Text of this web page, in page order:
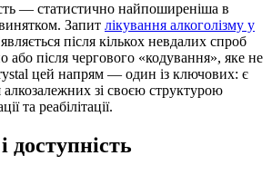
— статистично найпоширеніша в
Запит лікування алкоголізму у
після кількох невдалих спроб
або після чергового «кодування», яке не
цей напрям — один із ключових: є
зі своєю структурою
та реабілітації.
доступність